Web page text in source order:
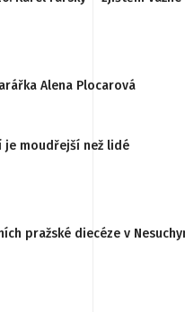
Alena Plocarová
je moudřejší než lidé
pražské diecéze v